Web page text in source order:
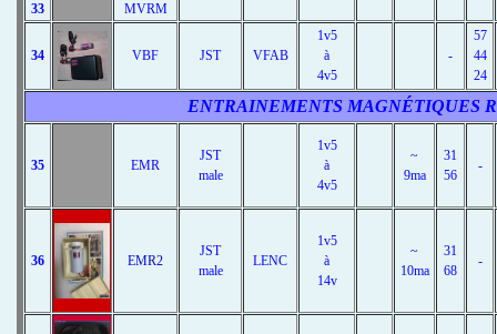
33
MVRM
34 VBF JST VFAB
1v5
à
4v5
-
57
44
24
ENTRAINEMENTS MAGNÉTIQUES
35 EMR
JST
male
1v5
à
4v5
~
9ma
31
56
-
36 EMR2
JST
male
LENC
1v5
à
14v
~
10ma
31
68
-